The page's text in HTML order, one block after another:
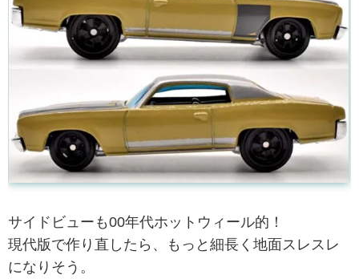
サイドビューも00年代ホットウィール的！
現代版で作り直したら、もっと細長く地面スレスレ
になりそう。